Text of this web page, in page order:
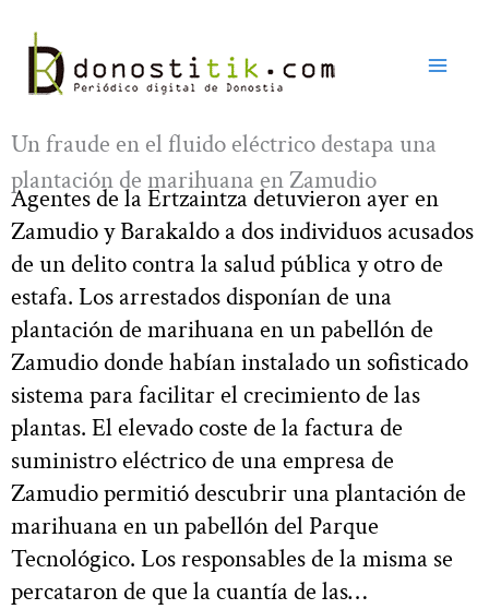
contenido
Un fraude en el fluido eléctrico destapa una
plantación de marihuana en Zamudio
Agentes de la Ertzaintza detuvieron ayer en
Zamudio y Barakaldo a dos individuos acusados
de un delito contra la salud pública y otro de
estafa. Los arrestados disponían de una
plantación de marihuana en un pabellón de
Zamudio donde habían instalado un sofisticado
sistema para facilitar el crecimiento de las
plantas. El elevado coste de la factura de
suministro eléctrico de una empresa de
Zamudio permitió descubrir una plantación de
marihuana en un pabellón del Parque
Tecnológico. Los responsables de la misma se
percataron de que la cuantía de las…